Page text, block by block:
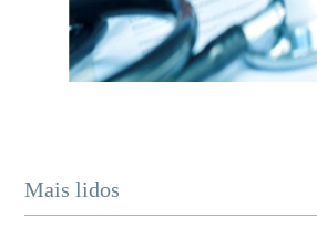
Mais lidos